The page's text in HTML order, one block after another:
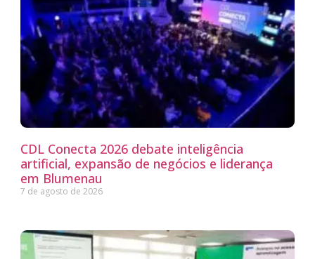
CDL Conecta 2026 debate inteligência
artificial, expansão de negócios e liderança
em Blumenau
7 de agosto de 2026